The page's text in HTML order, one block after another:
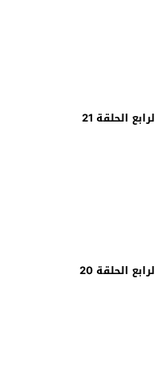
الحلقة 21
الحلقة 20